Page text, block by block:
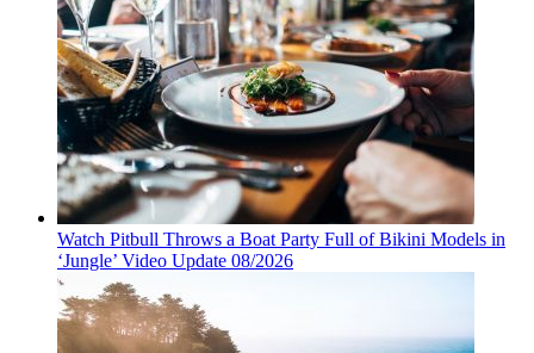
Watch Pitbull Throws a Boat Party Full of Bikini Models in
‘Jungle’ Video Update 08/2026